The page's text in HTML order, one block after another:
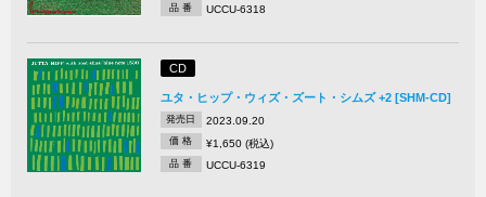
品 番 UCCU-6318
CD
ユタ・ヒップ・ウィズ・ズート・シムズ +2 [SHM-CD]
発売日 2023.09.20
価 格 ¥1,650 (税込)
品 番 UCCU-6319